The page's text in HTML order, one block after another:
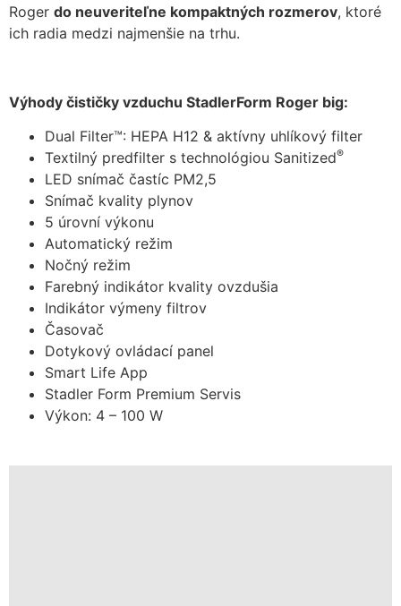
Roger do neuveriteľne kompaktných rozmerov, ktoré
ich radia medzi najmenšie na trhu.
Výhody čističky vzduchu StadlerForm Roger big:
Dual Filter™: HEPA H12 & aktívny uhlíkový filter
Textilný predfilter s technológiou Sanitized®
LED snímač častíc PM2,5
Snímač kvality plynov
5 úrovní výkonu
Automatický režim
Nočný režim
Farebný indikátor kvality ovzdušia
Indikátor výmeny filtrov
Časovač
Dotykový ovládací panel
Smart Life App
Stadler Form Premium Servis
Výkon: 4 – 100 W